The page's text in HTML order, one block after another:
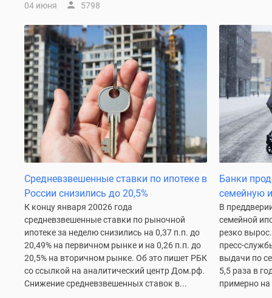
Машино-
Апартаменты
#траншевая
ипотека
#рассрочка
ипотека
Квартиры
скидками
новостроек
Субсидированная
застройщиком
Rutube
04 июня 5798
Средневзвешенные ставки по ипотеке в
России снизились до 20,5%
К концу января 20026 года
средневзвешенные ставки по рыночной
ипотеке за неделю снизились на 0,37 п.п. до
20,49% на первичном рынке и на 0,26 п.п. до
20,5% на вторичном рынке. Об это пишет РБК
со ссылкой на аналитический центр Дом.рф.
Снижение средневзвешенных ставок в...
Банки
семейную
В
семейной
резко
пресс-
выдачи по
5,5 раза в
примерно на